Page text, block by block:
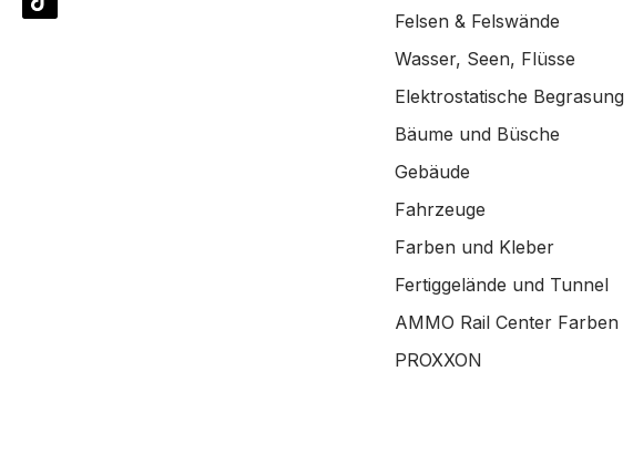
Felsen & Felswände
Wasser, Seen, Flüsse
Elektrostatische Begrasung
Bäume und Büsche
Gebäude
Fahrzeuge
Farben und Kleber
Fertiggelände und Tunnel
AMMO Rail Center Farben
PROXXON